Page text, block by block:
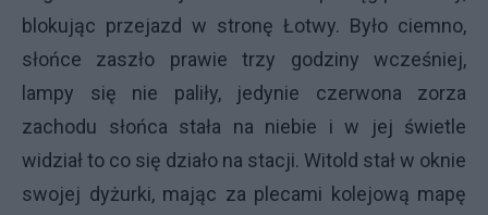
blokując przejazd w stronę Łotwy. Było ciemno,
słońce zaszło prawie trzy godziny wcześniej,
lampy się nie paliły, jedynie czerwona zorza
zachodu słońca stała na niebie i w jej świetle
widział to co się działo na stacji. Witold stał w oknie
swojej dyżurki, mając za plecami kolejową mapę